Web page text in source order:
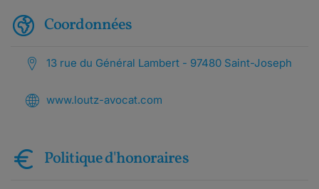
Coordonnées
13 rue du Général Lambert - 97480 Saint-Joseph
www.loutz-avocat.com
Politique d'honoraires